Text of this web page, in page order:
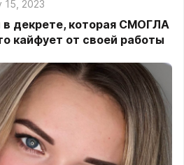
15, 2023
декрете, которая СМОГЛА
кайфует от своей работы